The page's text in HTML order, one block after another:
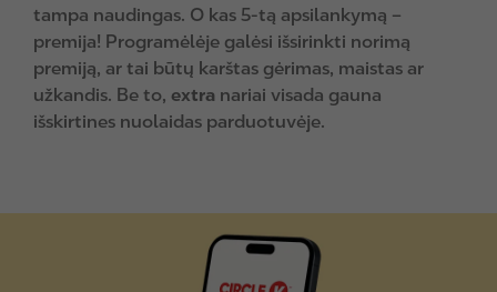
tampa naudingas. O kas 5-tą apsilankymą –
premija! Programėlėje galėsi išsirinkti norimą
premiją, ar tai būtų karštas gėrimas, maistas ar
užkandis. Be to, extra nariai visada gauna
išskirtines nuolaidas parduotuvėje.